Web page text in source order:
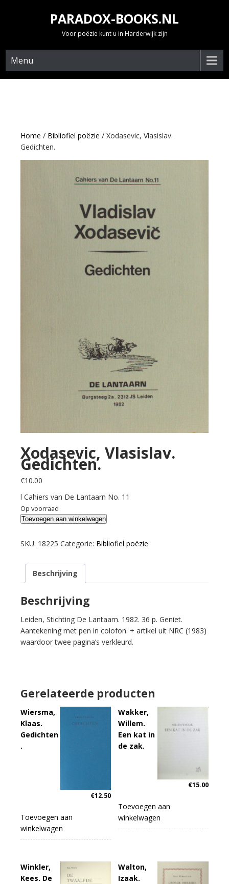
PARADOX-BOOKS.NL
Voor poëzie kunt u in Harderwijk zijn
Menu
Home / Bibliofiel poëzie / Xodasevic, Vlasislav.
Gedichten.
Xodasevic, Vlasislav.
Gedichten.
€10.00
l Cahiers van De Lantaarn No. 11
Op voorraad
Xodasevic,
Gedichten.
Toevoegen aan winkelwagen
SKU: 18225 Categorie: Bibliofiel poëzie
Beschrijving
Beschrijving
Leiden, Stichting De Lantaarn. 1982. 36 p. Geniet.
Aantekening met pen in colofon. + artikel uit NRC (1983)
waardoor twee pagina’s verkleurd.
Gerelateerde producten
Wiersma,
Klaas.
Gedichten
.
€12.50
Toevoegen aan
winkelwagen
Wakker,
Willem.
Een kat in
de zak.
€15.00
Toevoegen aan
winkelwagen
Winkler,
Kees. De
Walton,
Izaak.